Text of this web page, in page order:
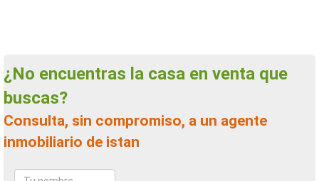
¿No encuentras la casa en venta que
buscas?
Consulta, sin compromiso, a un agente
inmobiliario de istan